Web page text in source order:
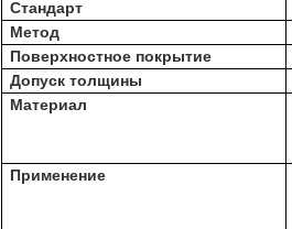
Стандарт
Метод
Поверхностное покрытие
Допуск толщины
Материал
Применение